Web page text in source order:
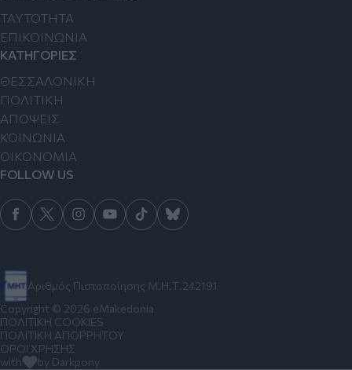
Αριθμός Πιστοποίησης Μ.Η.Τ.242191
TAYTOTHTA
ΕΠΙΚΟΙΝΩΝΙΑ
ΚΑΤΗΓΟΡΙΕΣ
ΘΕΣΣΑΛΟΝΙΚΗ
ΠΟΛΙΤΙΚΗ
ΑΠΟΨΕΙΣ
ΚΟΙΝΩΝΙΑ
ΟΙΚΟΝΟΜΙΑ
FOLLOW US
Copyright © 2026 eMakedonia
ΠΟΛΙΤΙΚΗ COOKIES
ΠΟΛΙΤΙΚΗ ΑΠΟΡΡΗΤΟΥ
ΟΡΟΙ ΧΡΗΣΗΣ
with
by Darkpony